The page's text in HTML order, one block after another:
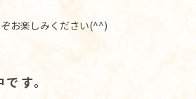
お楽しみください(^^)
す。